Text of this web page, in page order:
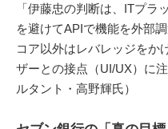
「伊藤忠の判断は、ITプラ
を避けてAPIで機能を外部
コア以外はレバレッジをか
ザーとの接点（UI/UX）に
ルタント・高野輝氏）